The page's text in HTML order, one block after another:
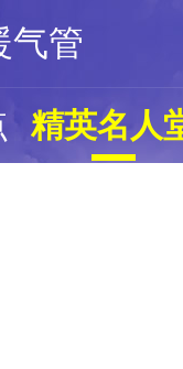
气管
精英名人